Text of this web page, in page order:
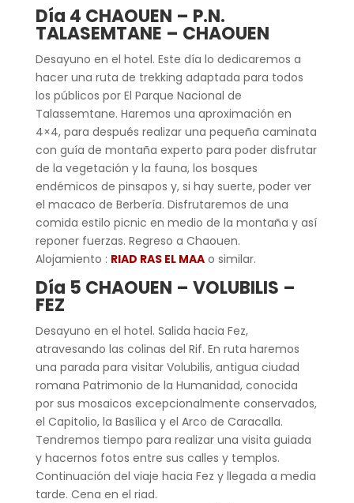
Día 4 CHAOUEN – P.N.
TALASEMTANE – CHAOUEN
Desayuno en el hotel. Este día lo dedicaremos a
hacer una ruta de trekking adaptada para todos
los públicos por El Parque Nacional de
Talassemtane. Haremos una aproximación en
4×4, para después realizar una pequeña caminata
con guía de montaña experto para poder disfrutar
de la vegetación y la fauna, los bosques
endémicos de pinsapos y, si hay suerte, poder ver
el macaco de Berbería. Disfrutaremos de una
comida estilo picnic en medio de la montaña y así
reponer fuerzas. Regreso a Chaouen.
Alojamiento : RIAD RAS EL MAAo similar.
Día 5 CHAOUEN – VOLUBILIS –
FEZ
Desayuno en el hotel. Salida hacia Fez,
atravesando las colinas del Rif. En ruta haremos
una parada para visitar Volubilis, antigua ciudad
romana Patrimonio de la Humanidad, conocida
por sus mosaicos excepcionalmente conservados,
el Capitolio, la Basílica y el Arco de Caracalla.
Tendremos tiempo para realizar una visita guiada
y hacernos fotos entre sus calles y templos.
Continuación del viaje hacia Fez y llegada a media
tarde. Cena en el riad.